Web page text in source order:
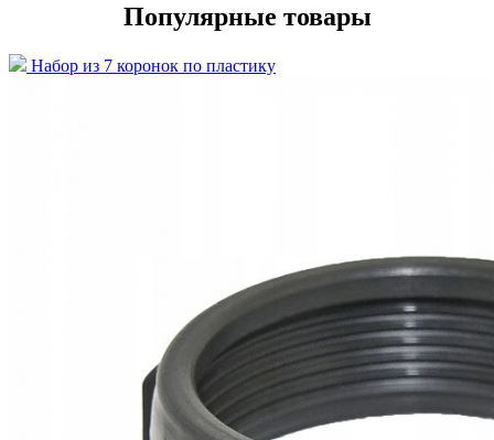
Популярные товары
Набор из 7 коронок по пластику